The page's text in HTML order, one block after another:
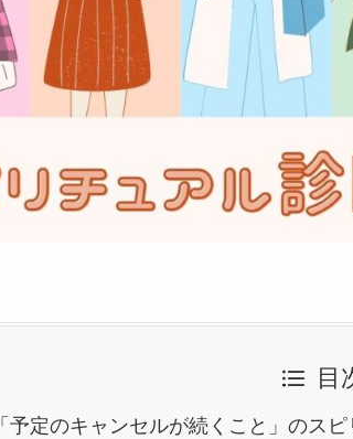
目
「予定のキャンセルが続くこと」のス